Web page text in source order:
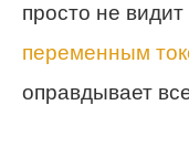
просто не
переменным
оправдывает